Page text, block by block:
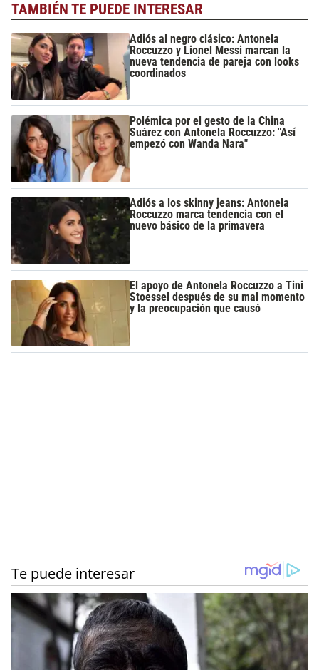
TAMBIÉN TE PUEDE INTERESAR
Adiós al negro clásico: Antonela
Roccuzzo y Lionel Messi marcan la
nueva tendencia de pareja con looks
coordinados
Polémica por el gesto de la China
Suárez con Antonela Roccuzzo: "Así
empezó con Wanda Nara"
Adiós a los skinny jeans: Antonela
Roccuzzo marca tendencia con el
nuevo básico de la primavera
El apoyo de Antonela Roccuzzo a Tini
Stoessel después de su mal momento
y la preocupación que causó